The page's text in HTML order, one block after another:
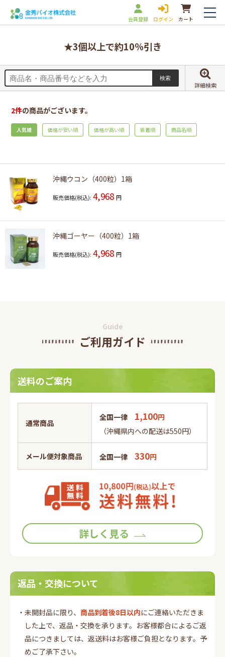
会員登録 ログイン カート
★3個以上で約10％引き
詳細検索
2件の商品がございます。
人気順 価格が安い順 価格が高い順 新着順 商品名順
沖縄ウコン（400粒）1箱
販売価格(税込): 4,968 円
沖縄ゴーヤー（400粒）1箱
販売価格(税込): 4,968 円
Guide
ご利用ガイド
送料のご案内
通常商品
全国一律 1,100円
（沖縄県内への配送は550円）
メール便対象商品 全国一律 330円
詳しく見る
返品・交換について
・未開封品に限り、 商品到着後8日以内にご連絡いただきま
した上で、返品・交換を承ります。お客様都合によるご返
品につきましては、返送料はお客様ご負担となります。予
めご了承下さい。